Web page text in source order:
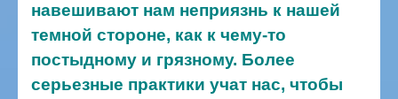
навешивают нам неприязнь к нашей
темной стороне, как к чему-то
постыдному и грязному. Более
серьезные практики учат нас, чтобы